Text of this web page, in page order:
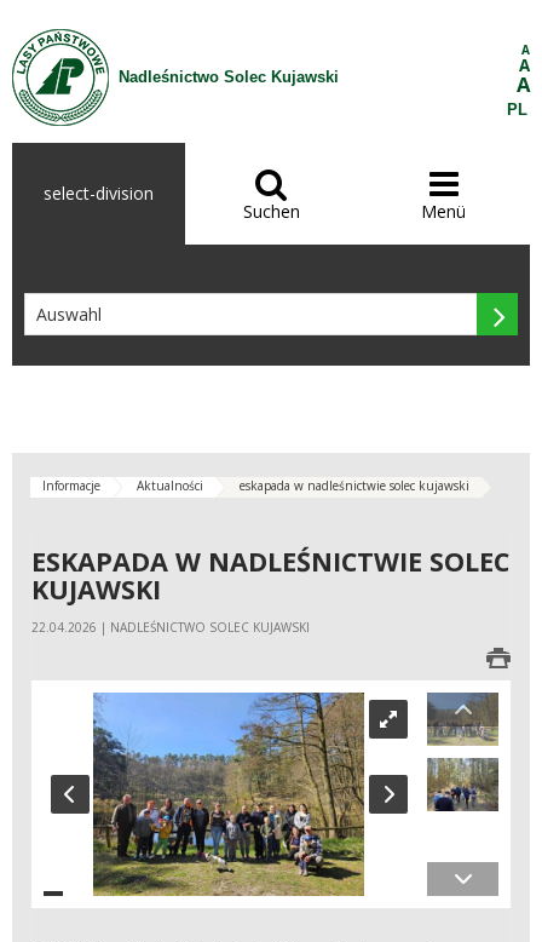
Zum Inhalt wechseln
Nadleśnictwo Solec Kujawski
A
A
A
PL
select-division 
Suchen

Menü

Informacje Aktualności eskapada w nadleśnictwie solec kujawski
ESKAPADA W NADLEŚNICTWIE SOLEC
KUJAWSKI
22.04.2026 | NADLEŚNICTWO SOLEC KUJAWSKI